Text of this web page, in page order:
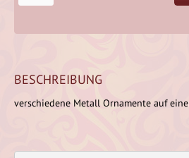
BESCHREIBUNG
verschiedene Metall Ornamente auf